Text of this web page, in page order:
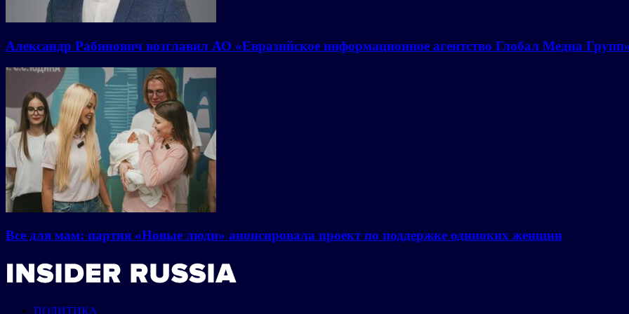
Александр Рабинович возглавил АО «Евразийское информационное агентство Глобал Медиа
Все для мам: партия «Новые люди» анонсировала проект по поддержке одиноких женщин
ПОЛИТИКА